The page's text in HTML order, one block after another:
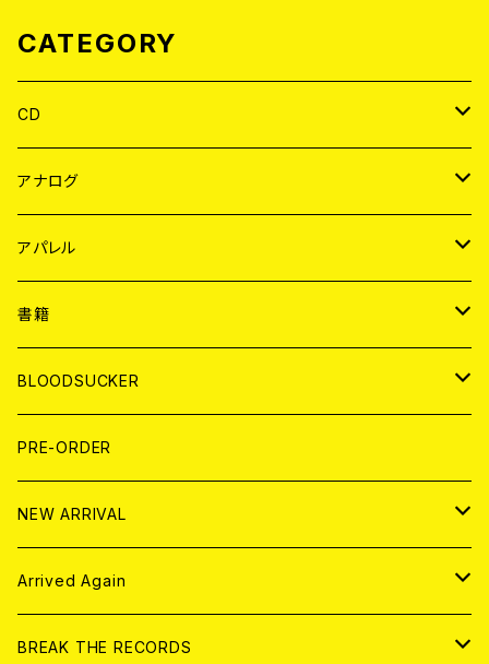
CATEGORY
CD
JAPAN
WORLD
アナログ
JAPAN
７EP
LP
WORLD
7EP
LP
アパレル
JAPAN
T-shirt
HOOD
WORLD
T-shirt
HOOD
書籍
MAGAZINE
BOLLOCKS
EL ZINE
写真集 (PHOTOBOOK)
BLOODSUCKER
CD
アナログ
アパレル
書籍
PRE-ORDER
NEW ARRIVAL
CD
アナログ
Arrived Again
CD
BREAK THE RECORDS